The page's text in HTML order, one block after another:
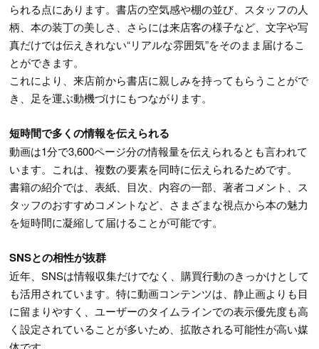
られる点にあります。書店の空気感や棚の並び、スタッフの人
柄、本の装丁の美しさ、さらには来店客の様子など、文字や写
真だけでは伝えきれない“リアルな雰囲気”をそのまま届けるこ
とができます。
これにより、来店前から書店に親しみを持ってもらうことがで
き、足を運ぶ動機づけにもつながります。
短時間で多くの情報を伝えられる
動画は1分で3,600ページ分の情報量を伝えられるとも言われて
います。これは、複数の要素を同時に伝えられるためです。
書籍の紹介では、表紙、目次、内容の一部、著者コメント、ス
タッフのおすすめコメントなど、さまざまな視点から本の魅力
を短時間に凝縮して届けることが可能です。
SNSとの相性が抜群
近年、SNSは情報収集だけでなく、購買行動のきっかけとして
も活用されています。特に動画コンテンツは、静止画よりも目
に留まりやすく、ユーザーのタイムラインでの表示優先度も高
く設定されていることが多いため、拡散される可能性が高い媒